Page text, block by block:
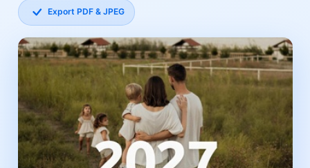
Export PDF & JPEG